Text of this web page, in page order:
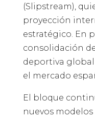
(Slipstream),
proyección
estratégico. En
consolidación
deportiva
el mercado
El bloque
nuevos